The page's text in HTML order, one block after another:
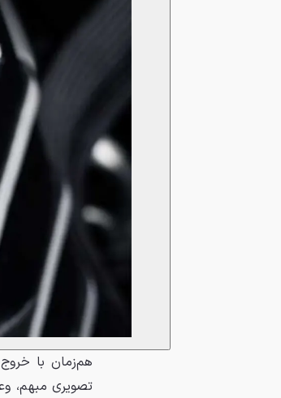
تصویری مبهم،